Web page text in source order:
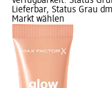
Lieferbar, Status Grau dm
Markt wählen